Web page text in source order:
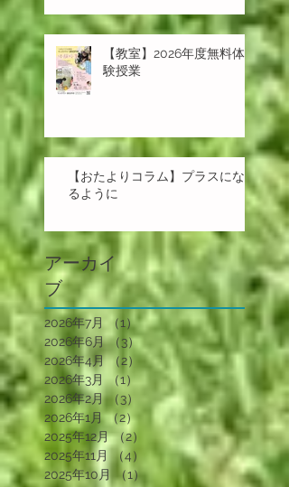
るように
アーカイ
ブ
2026年7月 （1）
1件の記事
2026年6月 （3） 3件の記事
2026年4月
（2）
2件の記事
2026年3月
（1）
1件の記事
2026年2月 （3）
3件の記事
2026年1月
（2）
2件の記事
2025年12月 （2）2件の記事